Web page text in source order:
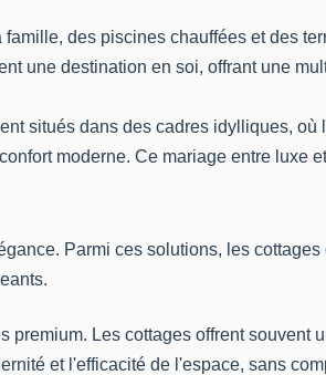
des piscines chauffées et des
une destination en soi, offrant une
situés dans des cadres idylliques,
moderne. Ce mariage entre luxe
Parmi ces solutions, les
Les cottages offrent souvent
et l'efficacité de l'espace, sans